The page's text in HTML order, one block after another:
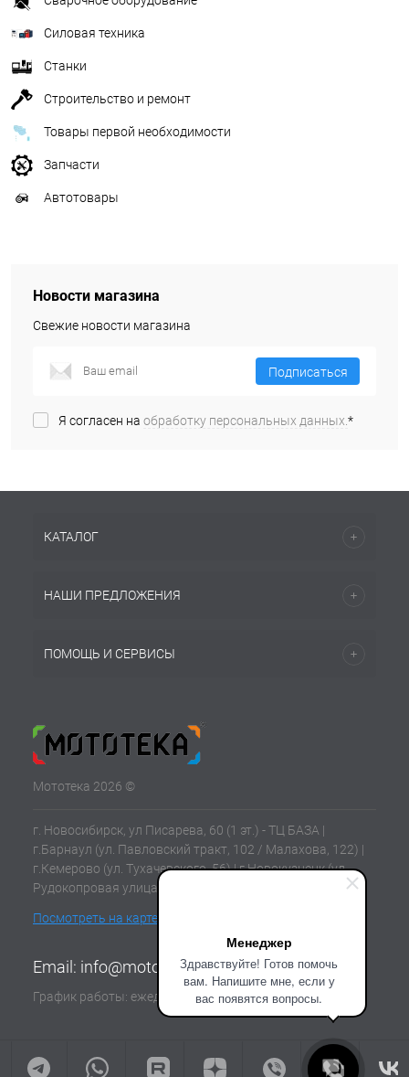
Менеджер
Здравствуйте! Готов помочь
вам. Напишите мне, если у
вас появятся вопросы.
Силовая техника
Станки
Строительство и ремонт
Товары первой необходимости
Запчасти
Автотовары
Новости магазина
Свежие новости магазина
Подписаться
Я согласен на обработку персональных данных.*
КАТАЛОГ
НАШИ ПРЕДЛОЖЕНИЯ
ПОМОЩЬ И СЕРВИСЫ
Мототека 2026 ©
г. Новосибирск, ул Писарева, 60 (1 эт.) - ТЦ БАЗА |
г.Барнаул (ул. Павловский тракт, 102 / Малахова, 122) |
г.Кемерово (ул. Тухачевского, 56) | г.Новокузнецк (ул.
Рудокопровая улица, 21) | г.Томск (ул. Клюева, 11В)
Посмотреть на карте
Email: info@mototeka.su
График работы: ежедневно с 10:00 до 19:00